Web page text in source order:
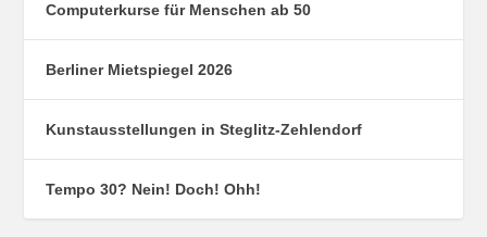
Computerkurse für Menschen ab 50
Berliner Mietspiegel 2026
Kunstausstellungen in Steglitz-Zehlendorf
Tempo 30? Nein! Doch! Ohh!